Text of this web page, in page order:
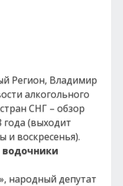
Регион, Владимир
алкогольного
СНГ – обзор
года (выходит
и воскресенья).
водочники
народный депутат